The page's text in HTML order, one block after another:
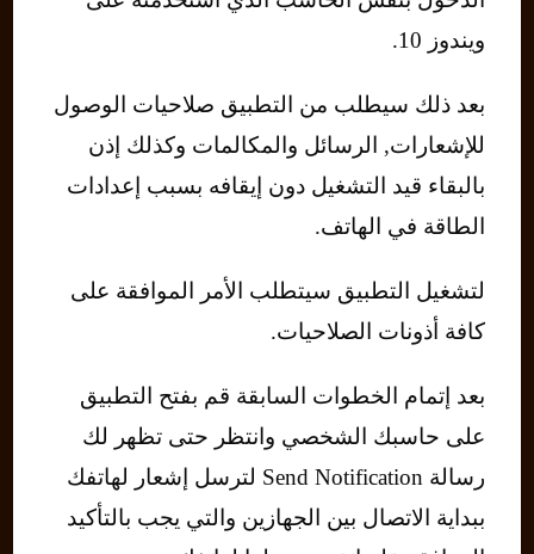
ويندوز 10.
بعد ذلك سيطلب من التطبيق صلاحيات الوصول
للإشعارات, الرسائل والمكالمات وكذلك إذن
بالبقاء قيد التشغيل دون إيقافه بسبب إعدادات
الطاقة في الهاتف.
لتشغيل التطبيق سيتطلب الأمر الموافقة على
كافة أذونات الصلاحيات.
بعد إتمام الخطوات السابقة قم بفتح التطبيق
على حاسبك الشخصي وانتظر حتى تظهر لك
رسالة Send Notification لترسل إشعار لهاتفك
ببداية الاتصال بين الجهازين والتي يجب بالتأكيد